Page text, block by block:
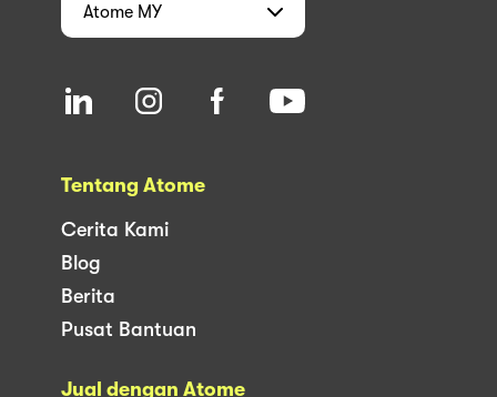
Atome MY
Tentang Atome
Cerita Kami
Blog
Berita
Pusat Bantuan
Jual dengan Atome